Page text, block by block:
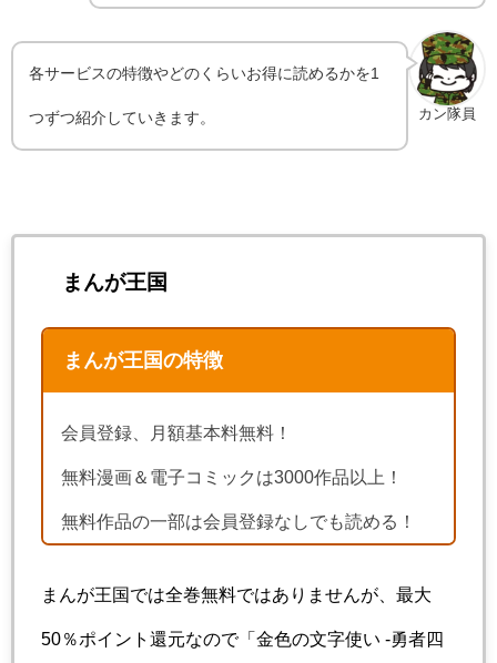
カン隊員
各サービスの特徴やどのくらいお得に読めるかを1
つずつ紹介していきます。
まんが王国
まんが王国の特徴
会員登録、月額基本料無料！
無料漫画＆電子コミックは3000作品以上！
無料作品の一部は会員登録なしでも読める！
まんが王国では全巻無料ではありませんが、最大
50％ポイント還元なので「金色の文字使い -勇者四